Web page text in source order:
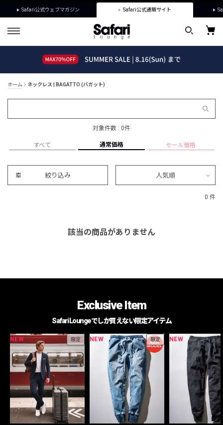
Safari公式ウェブマガジン Safari公式通販サイト
ホーム ネックレス | BAGATTO (バガット)
対象件数 : 0件
すべて 通常価格 セール価格
絞り込み 人気順
0 件
該当の商品がありません
Exclusive Item
Safari Loungeでしか買えない限定アイテム
NEW 限定 NEW 限定 NEW